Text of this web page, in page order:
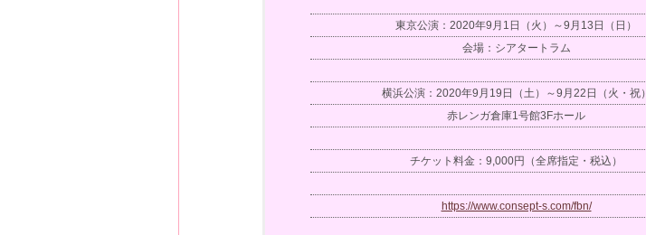
東京公演：2020年9月1日（火）～9月13日（日）
会場：シアタートラム
横浜公演：2020年9月19日（土）～9月22日（火・祝）
赤レンガ倉庫1号館3Fホール
チケット料金：9,000円（全席指定・税込）
https://www.consept-s.com/fbn/